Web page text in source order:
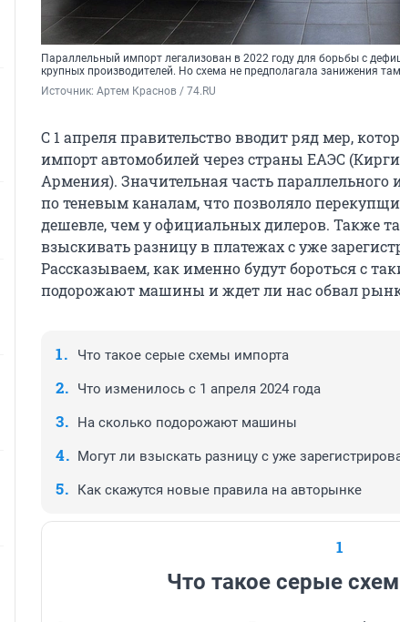
Параллельный импорт легализован в 2022 году для борьбы с
крупных производителей. Но схема не предполагала занижения
Источник: Артем Краснов / 74.RU
С 1 апреля правительство вводит ряд мер,
импорт автомобилей через страны ЕАЭС
Армения). Значительная часть
по теневым каналам, что позволяло
дешевле, чем у официальных дилеров. Также
взыскивать разницу в платежах с уже
Рассказываем, как именно будут бороться с
подорожают машины и ждет ли нас обвал
Что такое серые схемы импорта
Что изменилось с 1 апреля 2024 года
На сколько подорожают машины
Могут ли взыскать разницу с уже
Как скажутся новые правила на авторынке
1
Что такое серые